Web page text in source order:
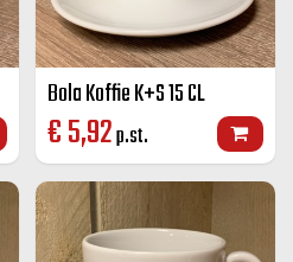
Bola Koffie K+S 15 CL
€5,92p.st.